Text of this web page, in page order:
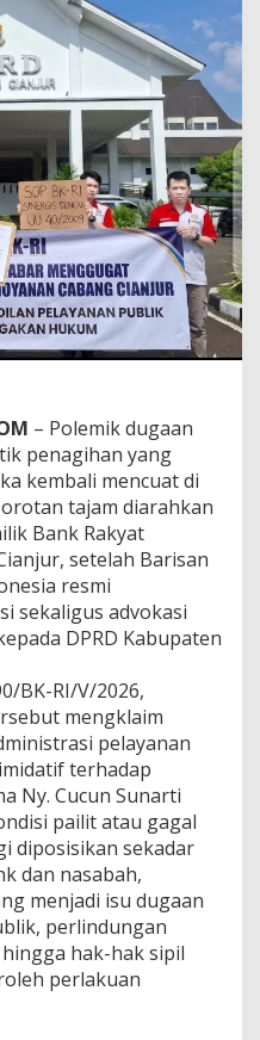
– Polemik dugaan
penagihan yang
kembali mencuat di
tajam diarahkan
Bank Rakyat
setelah Barisan
resmi
sekaligus advokasi
DPRD Kabupaten
BK-RI/V/2026,
mengklaim
pelayanan
terhadap
Ny. Cucun Sunarti
pailit atau gagal
diposisikan sekadar
dan nasabah,
menjadi isu dugaan
perlindungan
hak-hak sipil
perlakuan